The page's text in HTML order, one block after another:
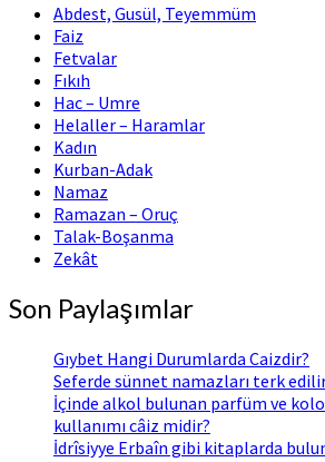
Abdest, Gusül, Teyemmüm
Faiz
Fetvalar
Fıkıh
Hac – Umre
Helaller – Haramlar
Kadın
Kurban-Adak
Namaz
Ramazan – Oruç
Talak-Boşanma
Zekât
Son Paylaşımlar
Gıybet Hangi Durumlarda Caizdir?
Seferde sünnet namazları terk
İçinde alkol bulunan parfüm ve
kullanımı câiz midir?
İdrîsiyye Erbaîn gibi kitaplarda